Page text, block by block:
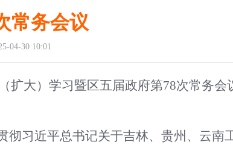
常务会议
04-30 10:01
扩大）学习暨区五届政府第78次常务会
习近平总书记关于吉林、贵州、云南